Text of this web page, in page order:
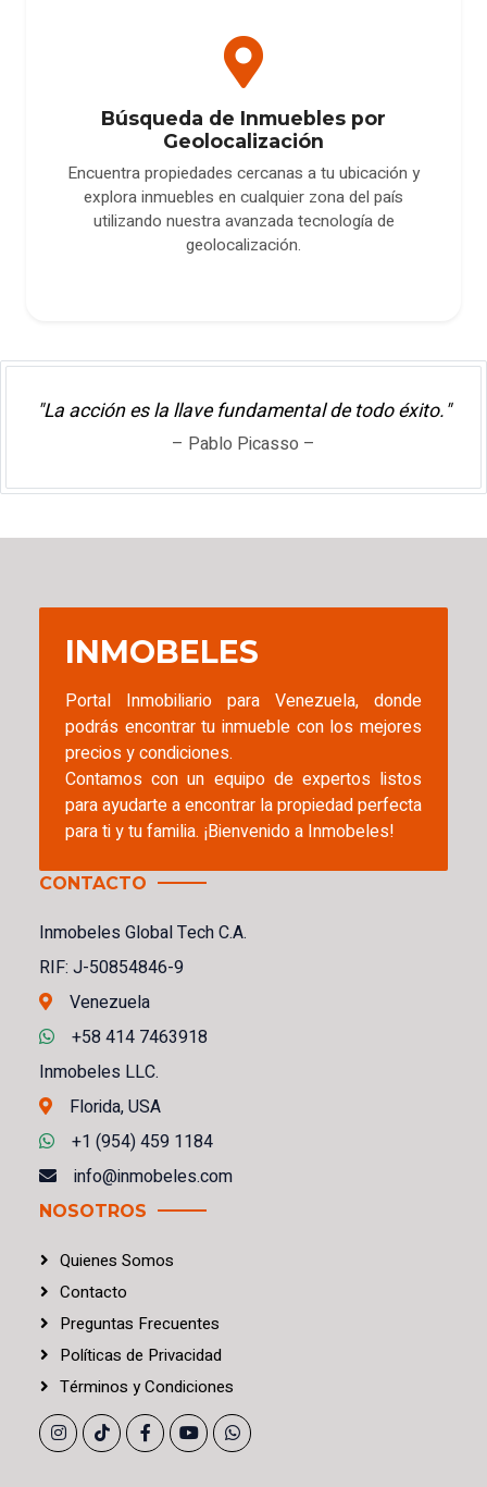
Búsqueda de Inmuebles por
Geolocalización
Encuentra propiedades cercanas a tu ubicación y
explora inmuebles en cualquier zona del país
utilizando nuestra avanzada tecnología de
geolocalización.
"La acción es la llave fundamental de todo éxito."
– Pablo Picasso –
INMOBELES
Portal Inmobiliario para Venezuela, donde
podrás encontrar tu inmueble con los mejores
precios y condiciones.
Contamos con un equipo de expertos listos
para ayudarte a encontrar la propiedad perfecta
para ti y tu familia. ¡Bienvenido a Inmobeles!
CONTACTO
Inmobeles Global Tech C.A.
RIF: J-50854846-9
Venezuela
+58 414 7463918
Inmobeles LLC.
Florida, USA
+1 (954) 459 1184
info@inmobeles.com
NOSOTROS
Quienes Somos
Contacto
Preguntas Frecuentes
Políticas de Privacidad
Términos yCondiciones